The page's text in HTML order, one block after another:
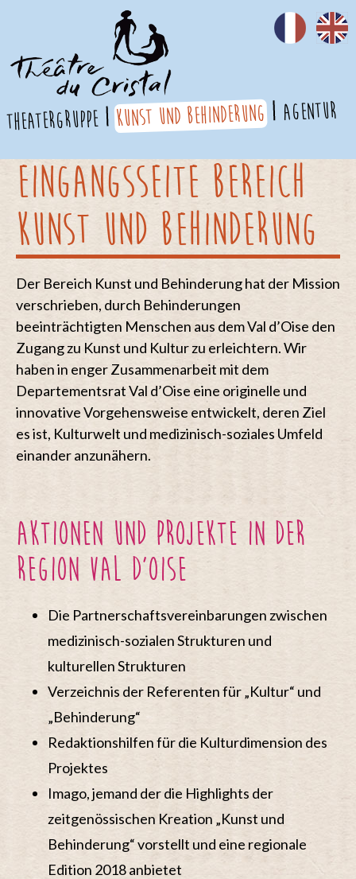
theatergruppe Kunst und Behinderung Agentur
Eingangsseite Bereich
Kunst und Behinderung
Der Bereich Kunst und Behinderung hat der Mission
verschrieben, durch Behinderungen
beeinträchtigten Menschen aus dem Val d’Oise den
Zugang zu Kunst und Kultur zu erleichtern. Wir
haben in enger Zusammenarbeit mit dem
Departementsrat Val d’Oise eine originelle und
innovative Vorgehensweise entwickelt, deren Ziel
es ist, Kulturwelt und medizinisch-soziales Umfeld
einander anzunähern.
Aktionen und Projekte in der
Region Val d’Oise
Die Partnerschaftsvereinbarungen zwischen
medizinisch-sozialen Strukturen und
kulturellen Strukturen
Verzeichnis der Referenten für „Kultur“ und
„Behinderung“
Redaktionshilfen für die Kulturdimension des
Projektes
Imago, jemand der die Highlights der
zeitgenössischen Kreation „Kunst und
Behinderung“ vorstellt und eine regionale
Edition 2018 anbietet